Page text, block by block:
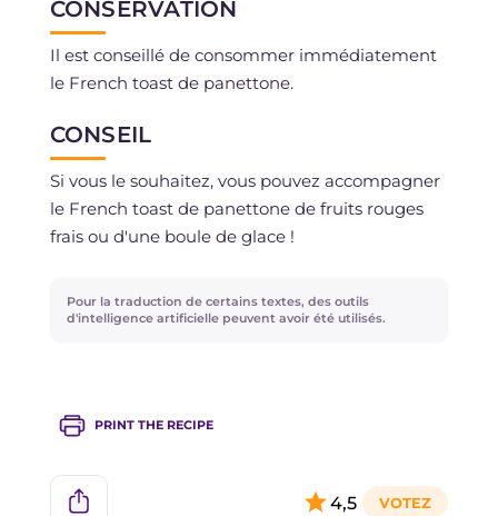
CONSERVATION
Il est conseillé de consommer immédiatement
le French toast de panettone.
CONSEIL
Si vous le souhaitez, vous pouvez accompagner
le French toast de panettone de fruits rouges
frais ou d'une boule de glace !
Pour la traduction de certains textes, des outils
d'intelligence artificielle peuvent avoir été utilisés.
PRINT THE RECIPE
4,5